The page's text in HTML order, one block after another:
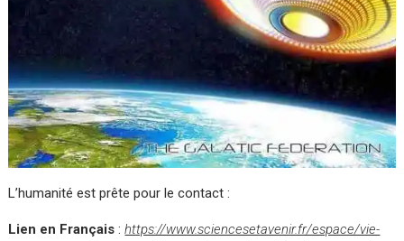
L’humanité est prête pour le contact :
Lien en Français :https://www.sciencesetavenir.fr/espace/vie-